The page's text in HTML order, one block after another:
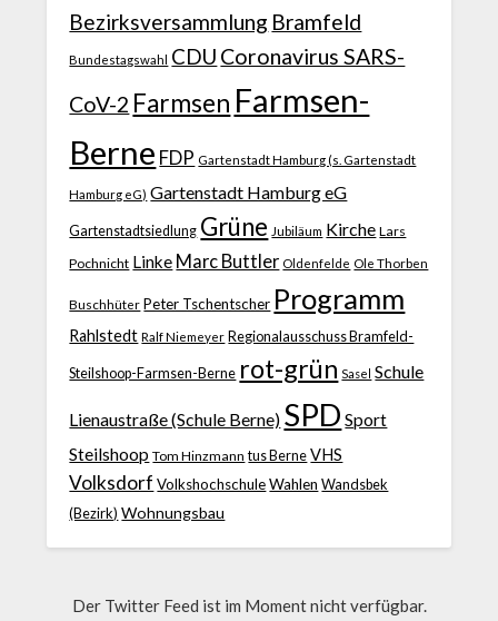
Bezirksversammlung Bramfeld
Bundestagswahl CDU Coronavirus SARS-
CoV-2 Farmsen Farmsen-
Berne FDP Gartenstadt Hamburg (s. Gartenstadt
Hamburg eG) Gartenstadt Hamburg eG
Gartenstadtsiedlung Grüne Jubiläum Kirche Lars
Pochnicht Linke Marc Buttler Oldenfelde Ole Thorben
Buschhüter Peter Tschentscher Programm
Rahlstedt Ralf Niemeyer Regionalausschuss Bramfeld-
Steilshoop-Farmsen-Berne rot-grün Sasel Schule
Lienaustraße (Schule Berne) SPD Sport
Steilshoop Tom Hinzmann tus Berne VHS
Volksdorf Volkshochschule Wahlen Wandsbek
(Bezirk) Wohnungsbau
Der Twitter Feed ist im Moment nicht verfügbar.